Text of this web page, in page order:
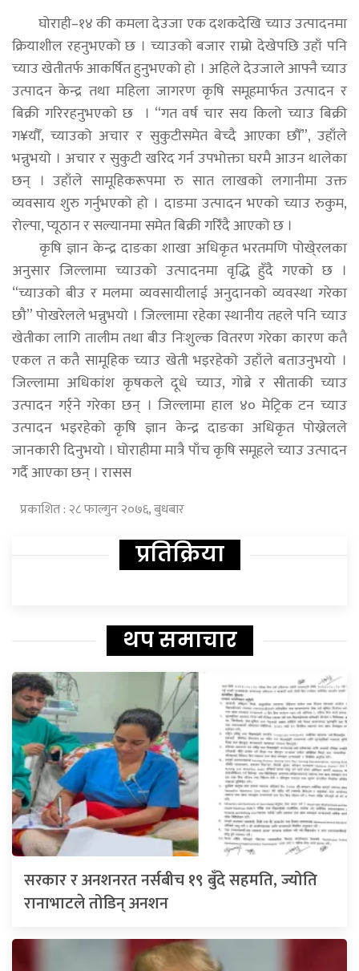
घोराही–१४ की कमला देउजा एक दशकदेखि च्याउ उत्पादनमा
क्रियाशील रहनुभएको छ । च्याउको बजार राम्रो देखेपछि उहाँ पनि
च्याउ खेतीतर्फ आकर्षित हुनुभएको हो । अहिले देउजाले आफ्नै च्याउ
उत्पादन केन्द्र तथा महिला जागरण कृषि समूहमार्फत उत्पादन र
बिक्री गरिरहनुभएको छ । “गत वर्ष चार सय किलो च्याउ बिक्री
ग¥यौँ, च्याउको अचार र सुकुटीसमेत बेच्दै आएका छौँ”, उहाँले
भन्नुभयो । अचार र सुकुटी खरिद गर्न उपभोक्ता घरमै आउन थालेका
छन् । उहाँले सामूहिकरूपमा रु सात लाखको लगानीमा उक्त
व्यवसाय शुरु गर्नुभएको हो । दाङमा उत्पादन भएको च्याउ रुकुम,
रोल्पा, प्यूठान र सल्यानमा समेत बिक्री गरिँदै आएको छ ।
कृषि ज्ञान केन्द्र दाङका शाखा अधिकृत भरतमणि पोखे्रलका
अनुसार जिल्लामा च्याउको उत्पादनमा वृद्धि हुँदै गएको छ ।
“च्याउको बीउ र मलमा व्यवसायीलाई अनुदानको व्यवस्था गरेका
छौ” पोखरेलले भन्नुभयो । जिल्लामा रहेका स्थानीय तहले पनि च्याउ
खेतीका लागि तालीम तथा बीउ निःशुल्क वितरण गरेका कारण कतै
एकल त कतै सामूहिक च्याउ खेती भइरहेको उहाँले बताउनुभयो ।
जिल्लामा अधिकांश कृषकले दूधे च्याउ, गोब्रे र सीताकी च्याउ
उत्पादन गर्र्ने गरेका छन् । जिल्लामा हाल ४० मेट्रिक टन च्याउ
उत्पादन भइरहेको कृषि ज्ञान केन्द्र दाङका अधिकृत पोख्रेलले
जानकारी दिनुभयो । घोराहीमा मात्रै पाँच कृषि समूहले च्याउ उत्पादन
गर्दै आएका छन् । रासस
प्रकाशित : २८ फाल्गुन २०७६, बुधबार
प्रतिक्रिया
थप समाचार
सरकार र अनशनरत नर्सबीच १९ बुँदे सहमति, ज्योति
रानाभाटले तोडिन् अनशन